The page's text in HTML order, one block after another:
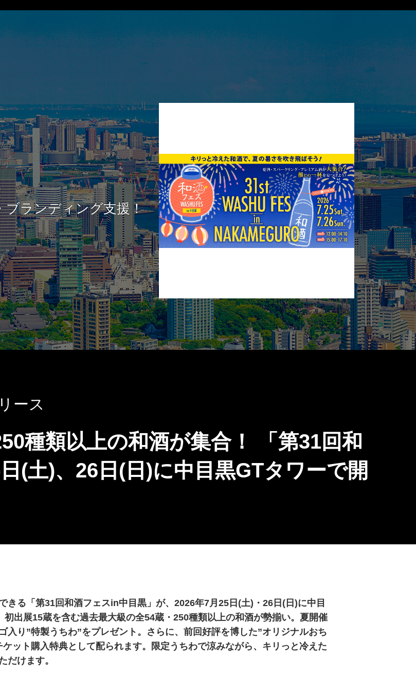
ブランディング支援！
ース
種類以上の和酒が集合！ 「第31回和
(土)、26日(日)に中目黒GTタワーで開
きる「第31回和酒フェスin中目黒」が、2026年7月25日(土)・26日(日)に中目
出展15蔵を含む過去最大級の全54蔵・250種類以上の和酒が勢揃い。夏開催
入り”特製うちわ”をプレゼント。さらに、前回好評を博した”オリジナルおち
ット購入特典として配られます。限定うちわで涼みながら、キリっと冷えた
だけます。